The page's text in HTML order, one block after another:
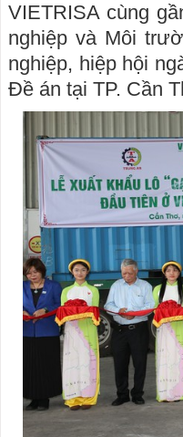
VIETRISA cùng
nghiệp và Môi
nghiệp, hiệp hội
Đề án tại TP. Cần